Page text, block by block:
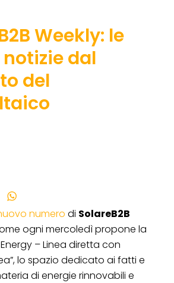
Weekly: le
dal
del
Email
numero di SolareB2B
ogni mercoledì propone la
– Linea diretta con
lo spazio dedicato ai fatti e
di energie rinnovabili e